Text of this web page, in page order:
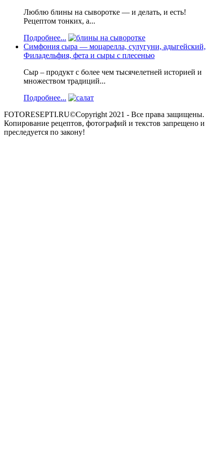
Люблю блины на сыворотке — и делать, и есть!
Рецептом тонких, а...
Подробнее...
Симфония сыра — моцарелла, сулугуни, адыгейский,
Филадельфия, фета и сыры с плесенью
Сыр – продукт с более чем тысячелетней историей и
множеством традиций...
Подробнее...
FOTORESEPTI.RU©Copyright 2021 - Все права защищены.
Копирование рецептов, фотографий и текстов запрещено и
преследуется по закону!